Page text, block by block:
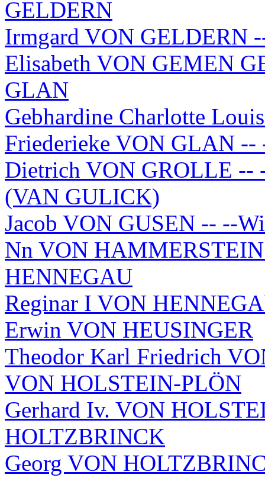
GELDERN
Irmgard VON GELDERN
Elisabeth VON GEMEN
GLAN
Gebhardine Charlotte
Friederieke VON GLAN
Dietrich VON GROLLE --
(VAN GULICK)
Jacob VON GUSEN -- --
Nn VON
HENNEGAU
Reginar I VON
Erwin VON HEUSINGER
Theodor Karl Friedrich
VON HOLSTEIN-PLÖN
Gerhard Iv. VON
HOLTZBRINCK
Georg VON